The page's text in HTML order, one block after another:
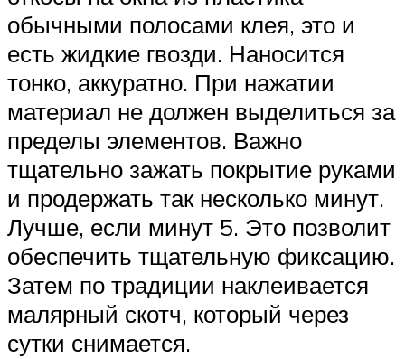
обычными полосами клея, это и
есть жидкие гвозди. Наносится
тонко, аккуратно. При нажатии
материал не должен выделиться за
пределы элементов. Важно
тщательно зажать покрытие руками
и продержать так несколько минут.
Лучше, если минут 5. Это позволит
обеспечить тщательную фиксацию.
Затем по традиции наклеивается
малярный скотч, который через
сутки снимается.